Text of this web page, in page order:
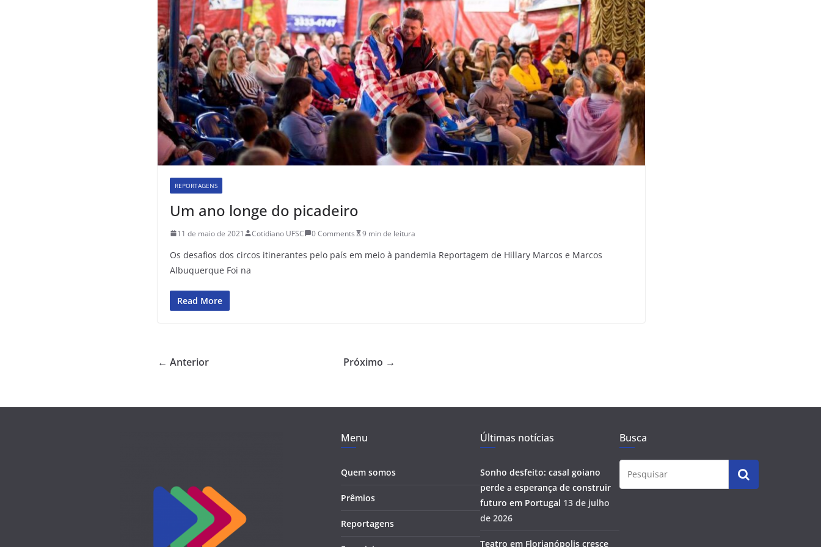
REPORTAGENS
Um ano longe do picadeiro
11 de maio de 2021 Cotidiano UFSC 0 Comments 9 min de leitura
Os desafios dos circos itinerantes pelo país em meio à pandemia Reportagem de Hillary Marcos e Marcos
Albuquerque Foi na
Read More
← Anterior Próximo →
Menu
Quem somos
Prêmios
Reportagens
Últimas notícias
Sonho desfeito: casal goiano
perde a esperança de construir
futuro em Portugal 13 de julho
de 2026
Teatro em Florianópolis cresce
Busca